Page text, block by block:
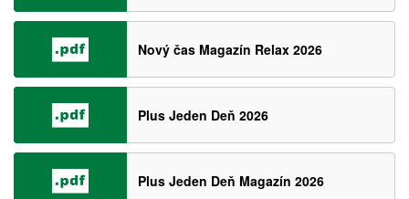
Nový čas Magazín Relax 2026
Plus Jeden Deň 2026
Plus Jeden Deň Magazín 2026